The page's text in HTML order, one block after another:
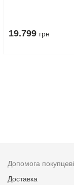
19.799 грн
Допомога покупцеві
Доставка